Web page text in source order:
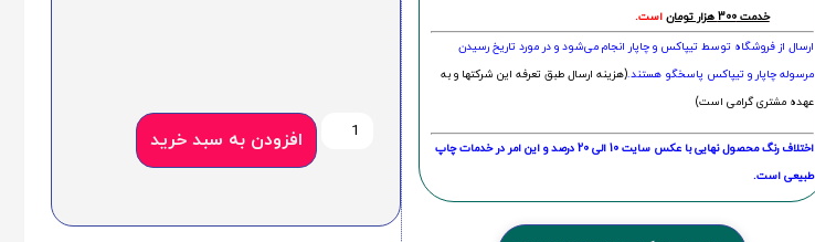
خدمت 300 هزار تومان
است.
ارسال از فروشگاه توسط تیپاکس و چاپار انجام می‌شود و در مورد تاریخ رسیدن
مرسوله چاپار و تیپاکس پاسخگو هستند.(هزینه ارسال طبق تعرفه این شرکتها و به
عهده مشتری گرامی است)
اختلاف رنگ محصول نهایی با عکس سایت 10 الی 20 درصد و این امر در خدمات چاپ
طبیعی است.
افزودن به سبد خرید